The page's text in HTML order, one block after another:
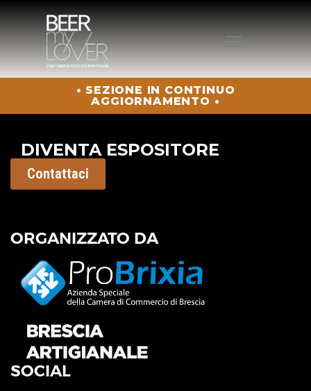
HOME
PROGRAMMA
VISITA
ESPONI
NEWS
CONTATTI
ACQUISTA BIGLIETTO
• SEZIONE IN CONTINUO
AGGIORNAMENTO •
DIVENTA ESPOSITORE
Contattaci
ORGANIZZATO DA
SOCIAL